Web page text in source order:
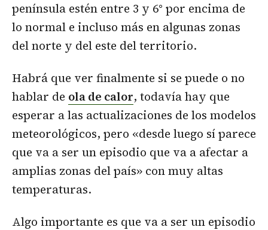
península estén entre 3 y 6° por encima de
lo normal e incluso más en algunas zonas
del norte y del este del territorio.
Habrá que ver finalmente si se puede o no
hablar de ola de calor, todavía hay que
esperar a las actualizaciones de los modelos
meteorológicos, pero «desde luego sí parece
que va a ser un episodio que va a afectar a
amplias zonas del país» con muy altas
temperaturas.
Algo importante es que va a ser un episodio